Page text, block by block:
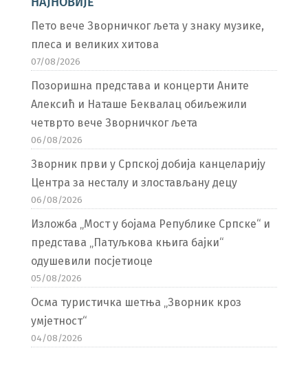
Пето вече Зворничког љета у знаку музике,
плеса и великих хитова
07/08/2026
Позоришна представа и концерти Аните
Алексић и Наташе Беквалац обиљежили
четврто вече Зворничког љета
06/08/2026
Зворник први у Српској добија канцеларију
Центра за несталу и злостављану децу
06/08/2026
Изложба „Мост у бојама Републике Српске“ и
представа „Патуљкова књига бајки“
одушевили посјетиоце
05/08/2026
Осма туристичка шетња „Зворник кроз
умјетност“
04/08/2026